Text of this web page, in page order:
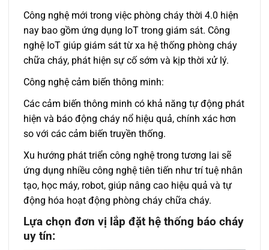
Công nghệ mới trong việc phòng cháy thời 4.0 hiện
nay bao gồm ứng dụng IoT trong giám sát. Công
nghệ IoT giúp giám sát từ xa hệ thống phòng cháy
chữa cháy, phát hiện sự cố sớm và kịp thời xử lý.
Công nghệ cảm biến thông minh:
Các cảm biến thông minh có khả năng tự động phát
hiện và báo động cháy nổ hiệu quả, chính xác hơn
so với các cảm biến truyền thống.
Xu hướng phát triển công nghệ trong tương lai sẽ
ứng dụng nhiều công nghệ tiên tiến như trí tuệ nhân
tạo, học máy, robot, giúp nâng cao hiệu quả và tự
động hóa hoạt động phòng cháy chữa cháy.
Lựa chọn đơn vị lắp đặt hệ thống báo cháy
uy tín: